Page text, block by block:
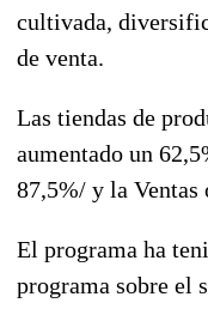
cultivada,
de venta.
Las tiendas de
aumentado un
87,5%/ y la Ventas
El programa ha
programa sobre el